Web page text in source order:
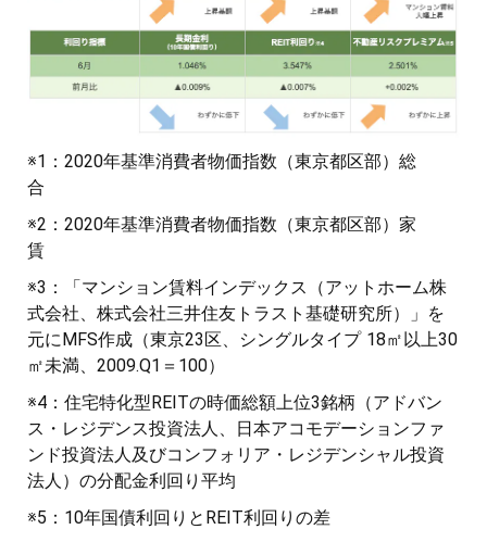
※1：2020年基準消費者物価指数（東京都区部）総
合
※2：2020年基準消費者物価指数（東京都区部）家
賃
※3：「マンション賃料インデックス（アットホーム株
式会社、株式会社三井住友トラスト基礎研究所）」を
元にMFS作成（東京23区、シングルタイプ 18㎡以上30
㎡未満、2009.Q1＝100）
※4：住宅特化型REITの時価総額上位3銘柄（アドバン
ス・レジデンス投資法人、日本アコモデーションファ
ンド投資法人及びコンフォリア・レジデンシャル投資
法人）の分配金利回り平均
※5：10年国債利回りとREIT利回りの差